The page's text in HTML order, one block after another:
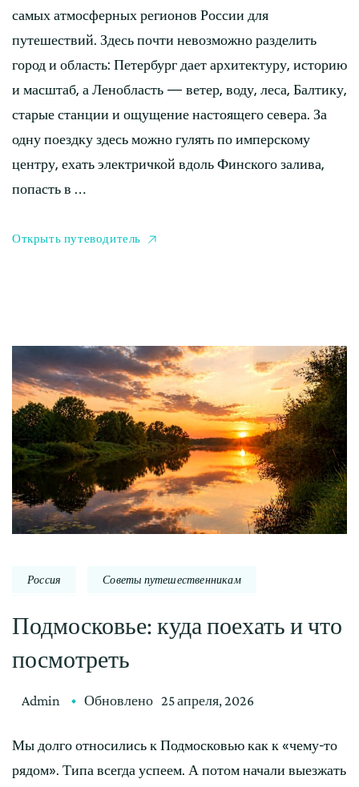
самых атмосферных регионов России для
путешествий. Здесь почти невозможно разделить
город и область: Петербург дает архитектуру, историю
и масштаб, а Ленобласть — ветер, воду, леса, Балтику,
старые станции и ощущение настоящего севера. За
одну поездку здесь можно гулять по имперскому
центру, ехать электричкой вдоль Финского залива,
попасть в …
Открыть путеводитель
Россия Советы путешественникам
Подмосковье: куда поехать и что
посмотреть
Admin Обновлено 25 апреля, 2026
Мы долго относились к Подмосковью как к «чему-то
рядом». Типа всегда успеем. А потом начали выезжать